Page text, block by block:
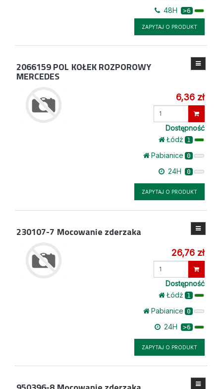
48H >6
ZAPYTAJ O PRODUKT
2066159 POL KOŁEK ROZPOROWY
MERCEDES
6,36 zł
Wprowadź
Dostępność
Łódż 1
Pabianice 0
24H 0
ZAPYTAJ O PRODUKT
230107-7 Mocowanie zderzaka
26,76 zł
Wprowadź
Dostępność
Łódż 1
Pabianice 0
24H >6
ZAPYTAJ O PRODUKT